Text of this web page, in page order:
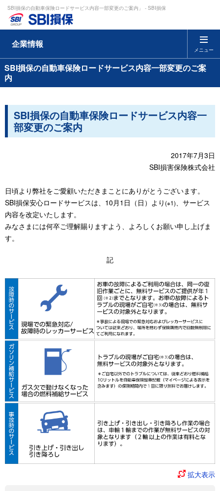
SBI損保の自動車保険ロードサービス内容一部変更のご案内」 - SBI損保
メニュー
企業情報
SBI損保の自動車保険ロードサービス内容一部変更のご案
内
SBI損保の自動車保険ロードサービス内容一
部変更のご案内
2017年7月3日
SBI損害保険株式会社
日頃より弊社をご愛顧いただきまことにありがとうございます。
SBI損保安心ロードサービスは、10月1日（日）より (※1)、サービス
内容を改定いたします。
みなさまには何卒ご理解賜りますよう、よろしくお願い申し上げま
す。
記
拡大表示